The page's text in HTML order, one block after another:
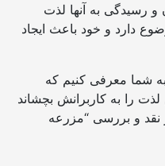
و رسیدگی به آنها لذت
دارد و خود باعث ایجاد
شما معرفی کنیم که
را به کاربرانش بچشاند
نقد و بررسی “مزرعه